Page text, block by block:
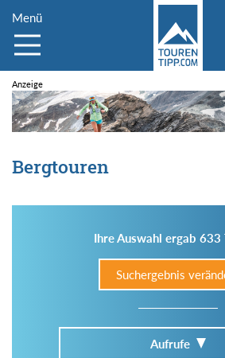
Menü
Bergtouren
Ihre Auswahl ergab 633
Suchergebnis
Aufrufe